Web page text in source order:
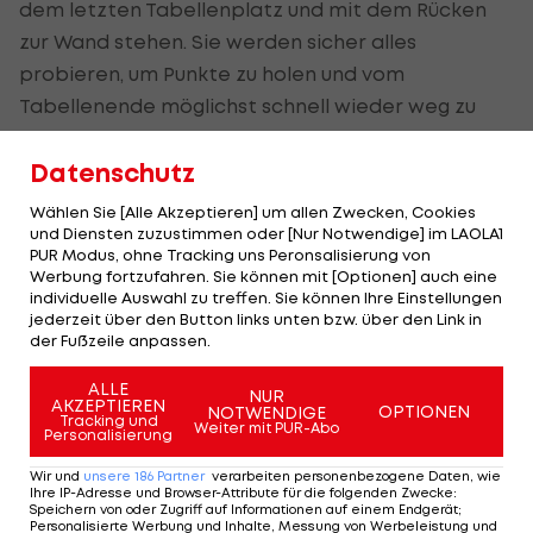
dem letzten Tabellenplatz und mit dem Rücken
zur Wand stehen. Sie werden sicher alles
probieren, um Punkte zu holen und vom
Tabellenende möglichst schnell wieder weg zu
kommen."
Goalgetter Jonatan Soriano könnte in seinem 113.
Spiel sein 100. Bundesliga-Tor markieren.
"Wir würden uns über 100. Treffer von Soriano
freuen, aber auch drei Punkten wären schön",
sagte Zeidler.
Dass man sich nur drei Tage später im Cup-
Achtelfinale neuerlich in Salzburg
gegenübersteht, ist für Zeidler unerheblich: "Wir
denken nur ans nächste Spiel". Ob am Samstag
Martin Hintereggerwieder dabei ist, ließ er offen.
Datenschutz
Wählen Sie [Alle Akzeptieren] um allen Zwecken, Cookies
und Diensten zuzustimmen oder [Nur Notwendige] im LAOLA1
PUR Modus, ohne Tracking uns Peronsalisierung von
Werbung fortzufahren. Sie können mit [Optionen] auch eine
individuelle Auswahl zu treffen. Sie können Ihre Einstellungen
jederzeit über den Button links unten bzw. über den Link in
der Fußzeile anpassen.
ALLE
AKZEPTIEREN
Tracking und
Personalisierung
NUR
NOTWENDIGE
Weiter mit PUR-Abo
OPTIONEN
Wir und unsere 186 Partner verarbeiten personenbezogene Daten, wie
Ihre IP-Adresse und Browser-Attribute für die folgenden Zwecke:
Speichern von oder Zugriff auf Informationen auf einem Endgerät;
Personalisierte Werbung und Inhalte, Messung von Werbeleistung und